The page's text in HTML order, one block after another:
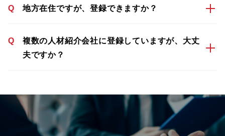
Q 地方在住ですが、登録できますか？
Q
複数の人材紹介会社に登録していますが、大丈
夫ですか？